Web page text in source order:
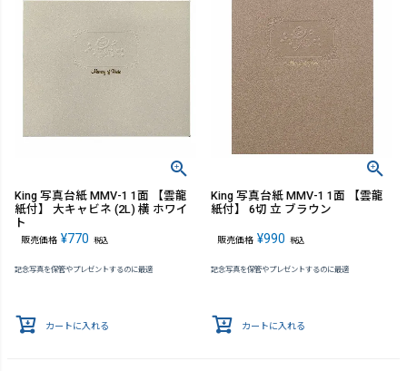
King 写真台紙 MMV-1 1面 【雲龍
紙付】 大キャビネ (2L) 横 ホワイ
ト
販売価格 ¥770 税込
記念写真を保管やプレゼントするのに最適
カートに入れる
King 写真台紙 MMV-1 1面 【雲龍
紙付】 6切 立 ブラウン
販売価格 ¥990 税込
記念写真を保管やプレゼントするのに最適
カートに入れる